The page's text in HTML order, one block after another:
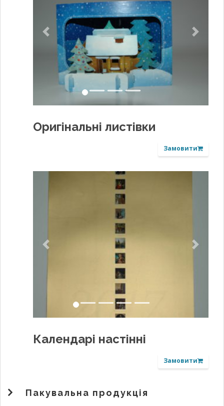
Previous Next
Оригінальні листівки
Замовити
Previous Next
Календарі настінні
Замовити
Пакувальна продукція